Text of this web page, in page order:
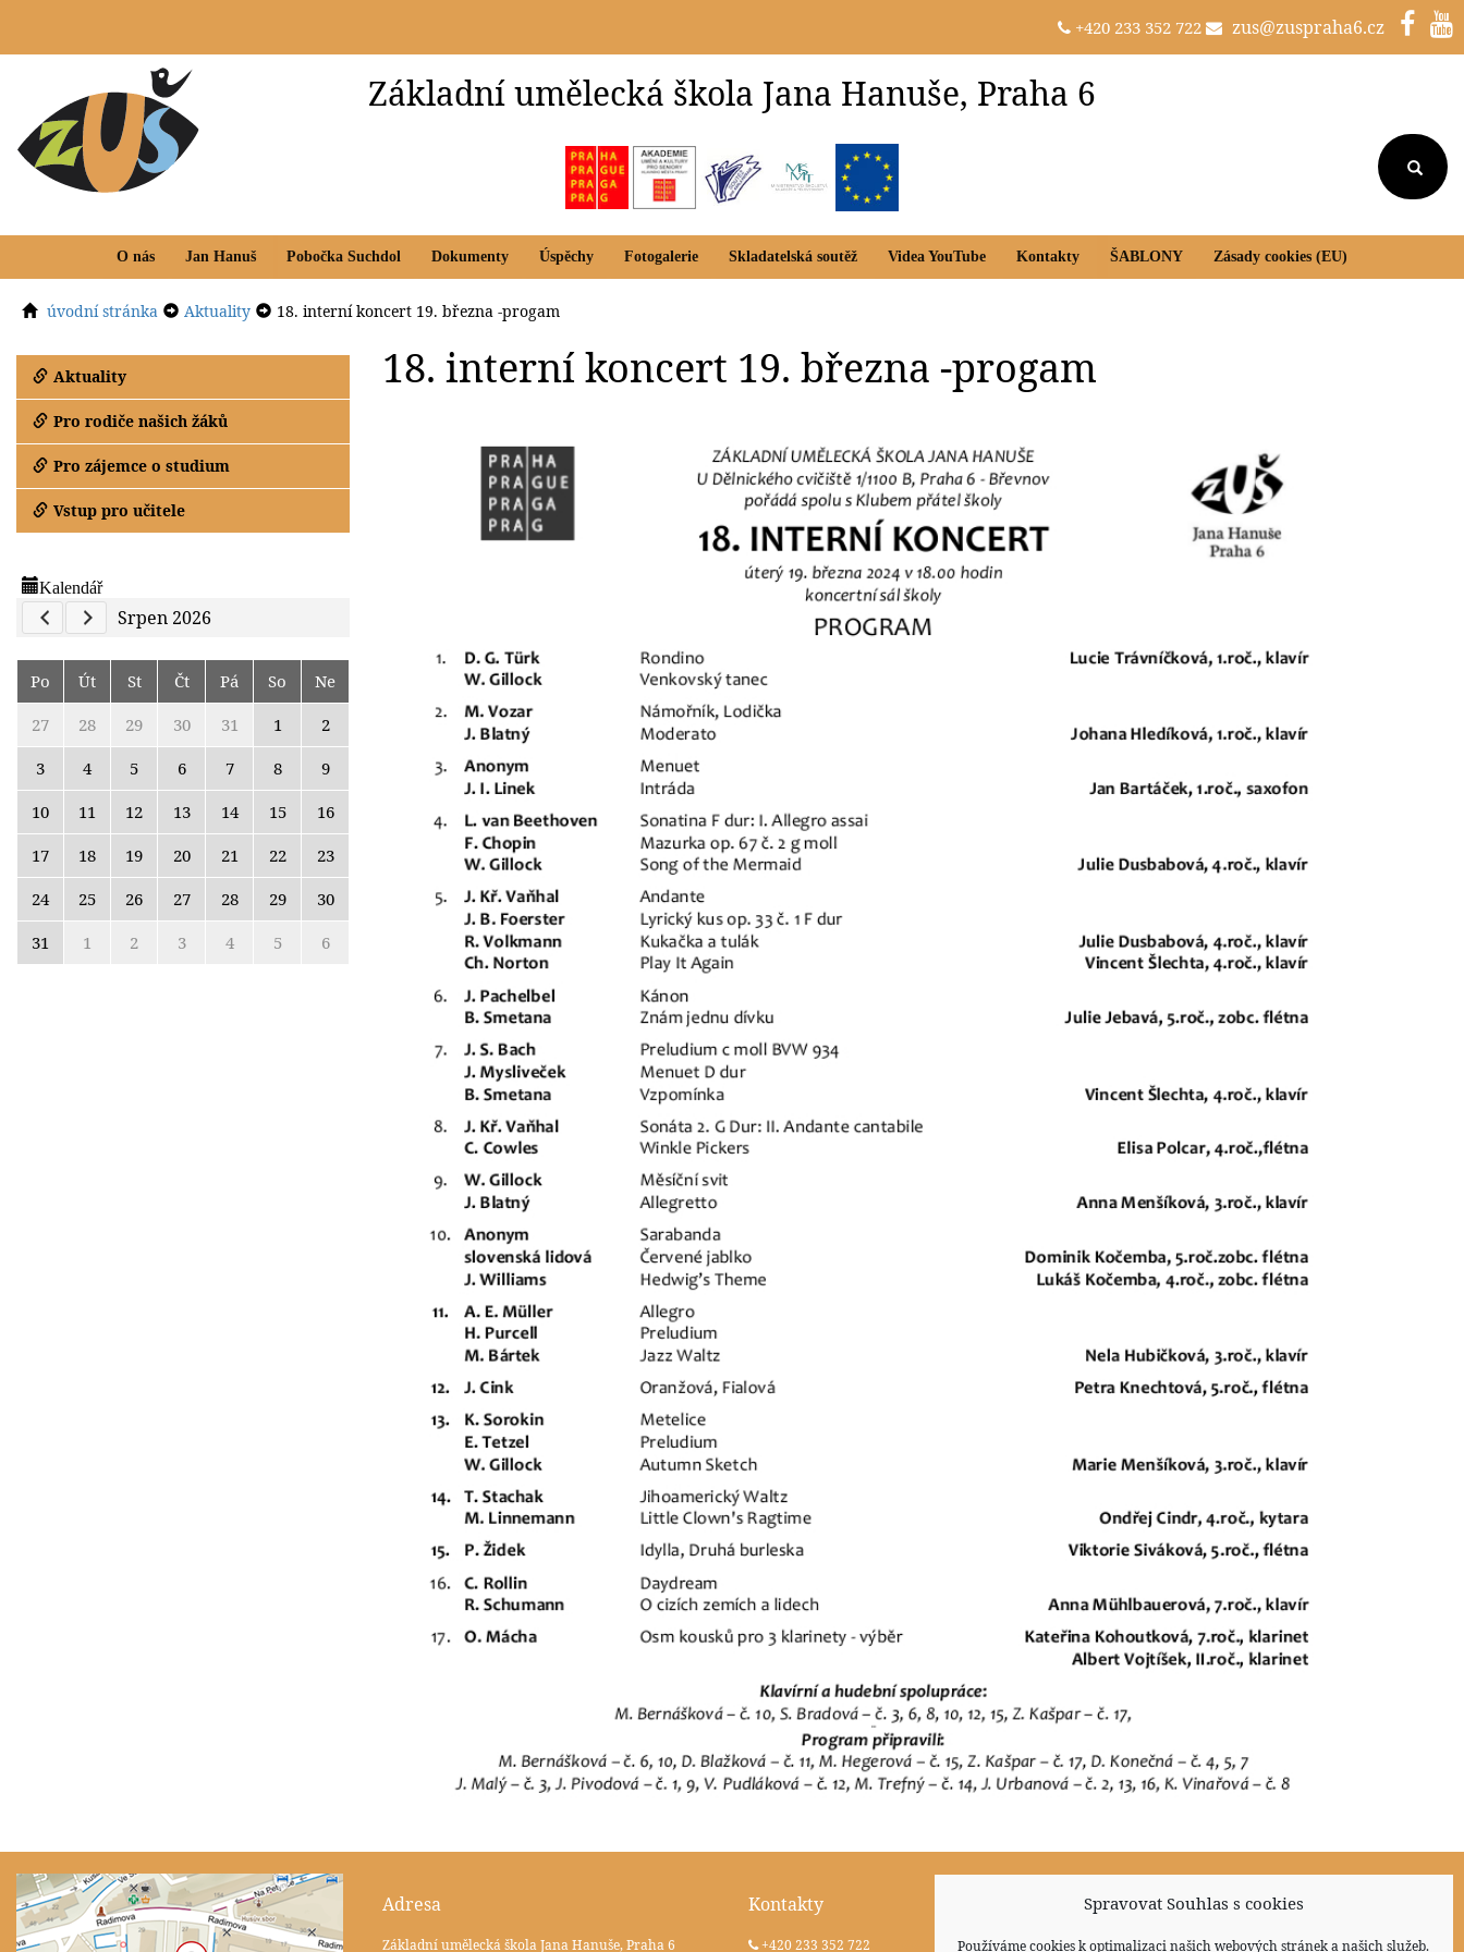
Spravovat Souhlas s cookies
Používáme cookies k optimalizaci našich webových stránek a našich služeb.
+420 233 352 722 zus@zuspraha6.cz
Základní umělecká škola Jana Hanuše, Praha 6
O nás Jan Hanuš Pobočka Suchdol Dokumenty Úspěchy Fotogalerie Skladatelská soutěž Videa YouTube Kontakty ŠABLONY Zásady cookies (EU)
úvodní stránka Aktuality 18. interní koncert 19. března -progam
Aktuality
Pro rodiče našich žáků
Pro zájemce o studium
Vstup pro učitele
Kalendář
Previous Calendar
Next Calendar
Srpen 2026
Po Út St Čt Pá So
Ne
27
28 29 30 31 1
2
3
4 5 6 7 8
9
10
11 12 13 14 15
16
17
18 19 20 21 22
23
24
25 26 27 28 29
30
31
1 2 3 4 5 6
18. interní koncert 19. března -progam
Adresa
Základní umělecká škola Jana Hanuše, Praha 6
Kontakty
+420 233 352 722
Sociální sítě